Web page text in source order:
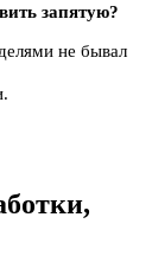
запятую?
не бывал